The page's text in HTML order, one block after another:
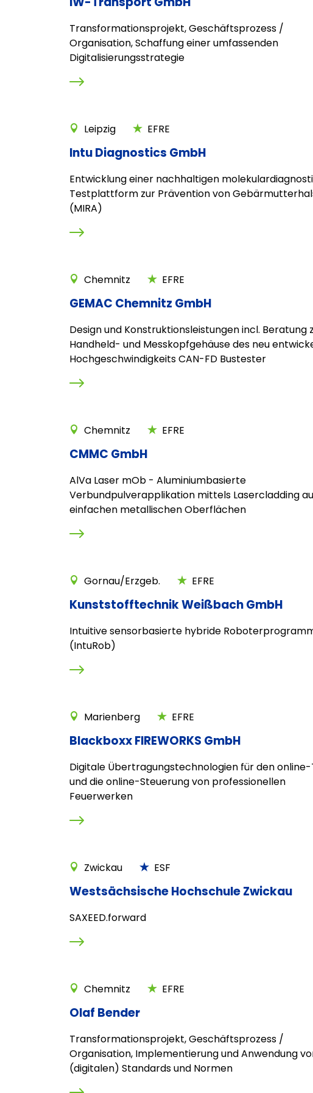
Transformationsprojekt, Geschäftsprozess /
Organisation, Schaffung einer umfassenden
Digitalisierungsstrategie
Leipzig EFRE
Intu Diagnostics GmbH
Entwicklung einer nachhaltigen
Testplattform zur Prävention von
(MIRA)
Chemnitz EFRE
GEMAC Chemnitz GmbH
Design und Konstruktionsleistungen incl. Beratung
Handheld- und Messkopfgehäuse des neu
Hochgeschwindigkeits CAN-FD Bustester
Chemnitz EFRE
CMMC GmbH
AlVa Laser mOb - Aluminiumbasierte
Verbundpulverapplikation mittels Lasercladding
einfachen metallischen Oberflächen
Gornau/Erzgeb. EFRE
Kunststofftechnik Weißbach GmbH
Intuitive sensorbasierte hybride
(IntuRob)
Marienberg EFRE
Blackboxx FIREWORKS GmbH
Digitale Übertragungstechnologien für den
und die online-Steuerung von professionellen
Feuerwerken
Zwickau ESF
Westsächsische Hochschule Zwickau
SAXEED.forward
Chemnitz EFRE
Olaf Bender
Transformationsprojekt, Geschäftsprozess /
Organisation, Implementierung und Anwendung
(digitalen) Standards und Normen